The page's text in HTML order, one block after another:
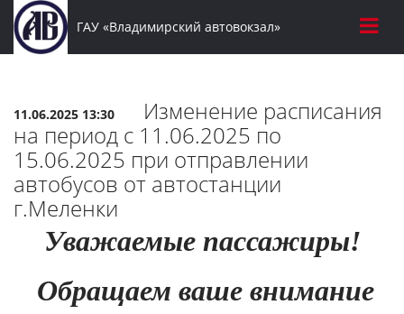
ГАУ «Владимирский автовокзал»
11.06.2025 13:30
Изменение расписания
на период с 11.06.2025 по
15.06.2025 при отправлении
автобусов от автостанции
г.Меленки
Уважаемые пассажиры!
Обращаем ваше внимание